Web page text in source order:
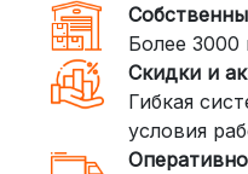
DPD:
доставки,
внутри
стоимость
3. Доставка
Более 3000
Скидки и
Гибкая
условия